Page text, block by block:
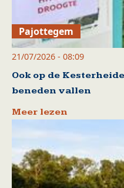
Pajottegem
21/07/2026 - 08:09
Ook op de
beneden vallen
Meer lezen